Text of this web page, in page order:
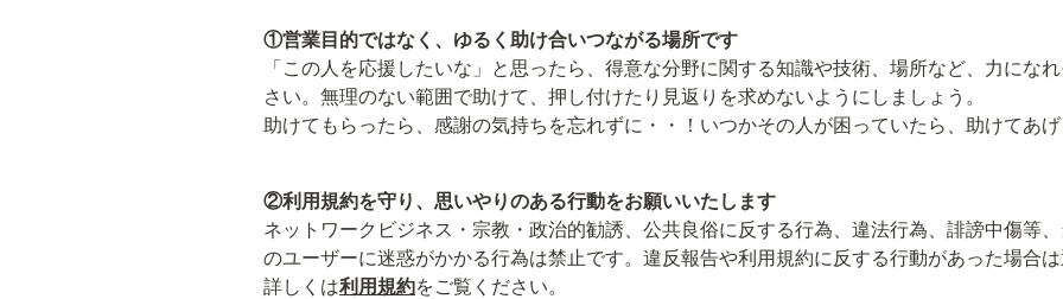
①営業目的ではなく、ゆるく助け合いつながる場所です
「この人を応援したいな」と思ったら、得意な分野に関する知識や技術、場所など、力にな
さい。無理のない範囲で助けて、押し付けたり見返りを求めないようにしましょう。
助けてもらったら、感謝の気持ちを忘れずに・・！いつかその人が困っていたら、助けてあげ
②利用規約を守り、思いやりのある行動をお願いいたします
ネットワークビジネス・宗教・政治的勧誘、公共良俗に反する行為、違法行為、誹謗中傷等
のユーザーに迷惑がかかる行為は禁止です。違反報告や利用規約に反する行動があった場合は
詳しくは利用規約をご覧ください。